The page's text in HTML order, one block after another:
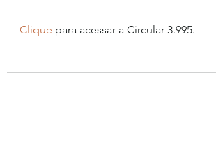
Clique para acessar a Circular 3.995.